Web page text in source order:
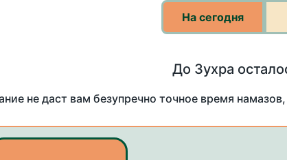
На сегодня
До Зухра
не даст вам безупречно точное время